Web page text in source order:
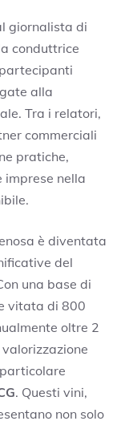
giornalista di
conduttrice
alla
Tra i relatori,
commerciali
pratiche,
imprese nella
è diventata
del
una base di
vitata di 800
oltre 2
. Questi vini,
non solo